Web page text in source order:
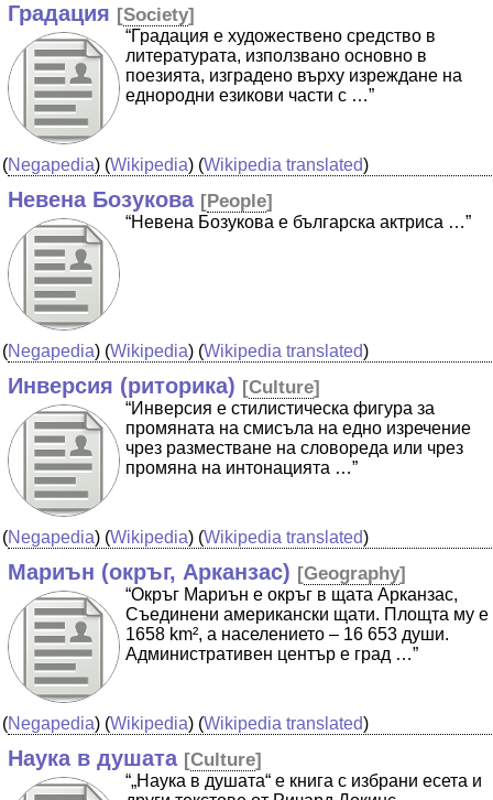
Градация [Society]
“Градация е художествено средство в
литературата, използвано основно в
поезията, изградено върху изреждане на
еднородни езикови части с …”
(Negapedia) (Wikipedia) (Wikipedia translated)
Невена Бозукова [People]
“Невена Бозукова е българска актриса …”
(Negapedia) (Wikipedia) (Wikipedia translated)
Инверсия (риторика) [Culture]
“Инверсия е стилистическа фигура за
промяната на смисъла на едно изречение
чрез разместване на словореда или чрез
промяна на интонацията …”
(Negapedia) (Wikipedia) (Wikipedia translated)
Мариън (окръг, Арканзас) [Geography]
“Окръг Мариън е окръг в щата Арканзас,
Съединени американски щати. Площта му е
1658 km², а населението – 16 653 души.
Административен център е град …”
(Negapedia) (Wikipedia) (Wikipedia translated)
Наука в душата [Culture]
“„Наука в душата“ е книга с избрани есета и